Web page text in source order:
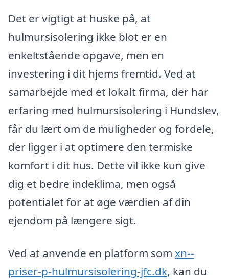
Det er vigtigt at huske på, at
hulmursisolering ikke blot er en
enkeltstående opgave, men en
investering i dit hjems fremtid. Ved at
samarbejde med et lokalt firma, der har
erfaring med hulmursisolering i Hundslev,
får du lært om de muligheder og fordele,
der ligger i at optimere den termiske
komfort i dit hus. Dette vil ikke kun give
dig et bedre indeklima, men også
potentialet for at øge værdien af din
ejendom på længere sigt.
Ved at anvende en platform som xn--
priser-p-hulmursisolering-jfc.dk, kan du